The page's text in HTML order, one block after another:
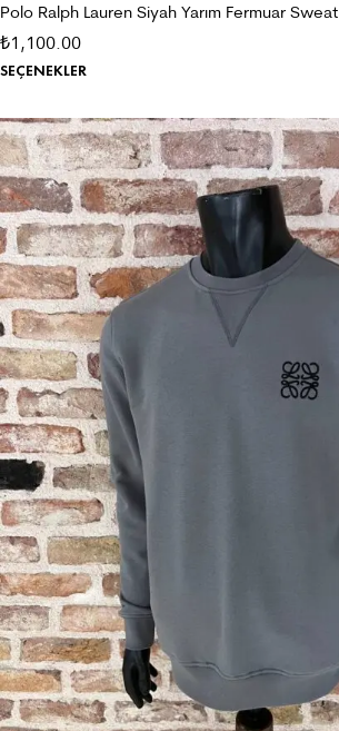
Polo Ralph Lauren Siyah Yarım Fermuar Sweat
₺1,100.00
SEÇENEKLER